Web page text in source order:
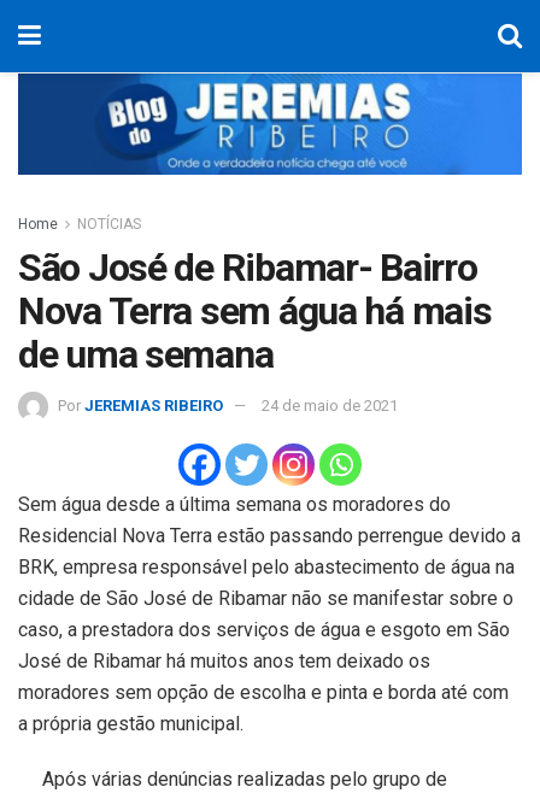
Home NOTÍCIAS
São José de Ribamar- Bairro
Nova Terra sem água há mais
de uma semana
Por JEREMIAS RIBEIRO 24 de maio de 2021
Sem água desde a última semana os moradores do
Residencial Nova Terra estão passando perrengue devido a
BRK, empresa responsável pelo abastecimento de água na
cidade de São José de Ribamar não se manifestar sobre o
caso, a prestadora dos serviços de água e esgoto em São
José de Ribamar há muitos anos tem deixado os
moradores sem opção de escolha e pinta e borda até com
a própria gestão municipal.
Após várias denúncias realizadas pelo grupo de